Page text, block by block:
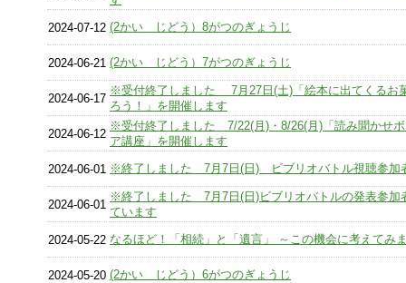
2024-07-12 (2かい じどう）8がつのぎょうじ
2024-06-21 (2かい じどう）7がつのぎょうじ
2024-06-17
※受付終了しました 7月27日(土)「絵本に出てくるお
ろう！」を開催します
2024-06-12
※受付終了しました 7/22(月)・8/26(月)「読み聞かせ
ア講座」を開催します
2024-06-01 ※終了しました 7月7日(日) ビブリオバトル視聴参加
2024-06-01
※終了しました 7月7日(日)ビブリオバトルの発表参加
ています
2024-05-22 なるほど！「相続」と「遺言」 ～この機会に考えてみ
2024-05-20 (2かい じどう）6がつのぎょうじ